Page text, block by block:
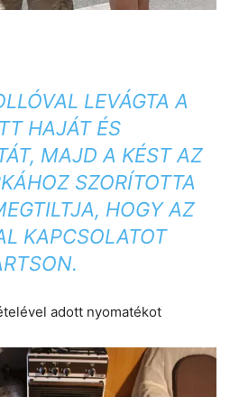
LEVÁGTA A
HAJÁT ÉS
MAJD A KÉST AZ
SZORÍTOTTA
HOGY AZ
KAPCSOLATOT
adott nyomatékot